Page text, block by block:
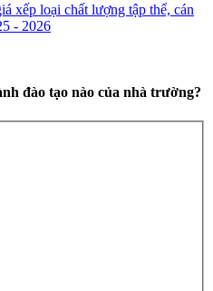
xếp loại chất lượng tập thể, cán
- 2026
đào tạo nào của nhà trường?